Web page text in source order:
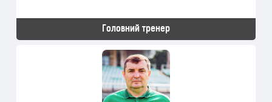
Головний тренер